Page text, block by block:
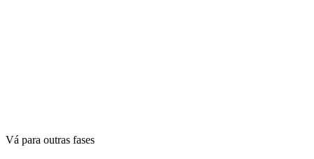
Vá para outras fases